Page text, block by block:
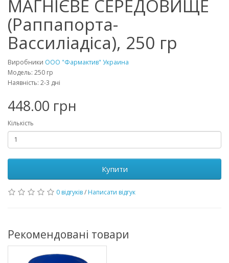
МАГНІЄВЕ СЕРЕДОВИЩЕ
(Раппапорта-
Вассиліадіса), 250 гр
Виробники ООО "Фармактив" Украина
Модель: 250 гр
Наявність: 2-3 дні
448.00 грн
Кількість
Купити
0 відгуків/ Написати відгук
Рекомендовані товари